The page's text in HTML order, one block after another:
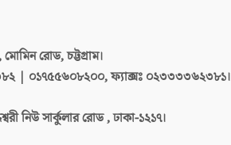
রোড, চট্টগ্রাম।
| ০১৭৫৫৬০৮২০০, ফ্যাক্সঃ ০২৩৩৩৩৬২৩৮১।
নিউ সার্কুলার রোড , ঢাকা-১২১৭।